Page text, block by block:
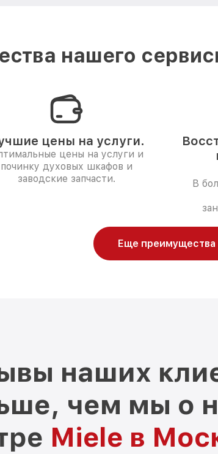
нашего
цены на услуги.
цены на услуги и
починку духовых шкафов и
заводские запчасти.
В
Еще преимущества
наших
чем мы о
Miele в